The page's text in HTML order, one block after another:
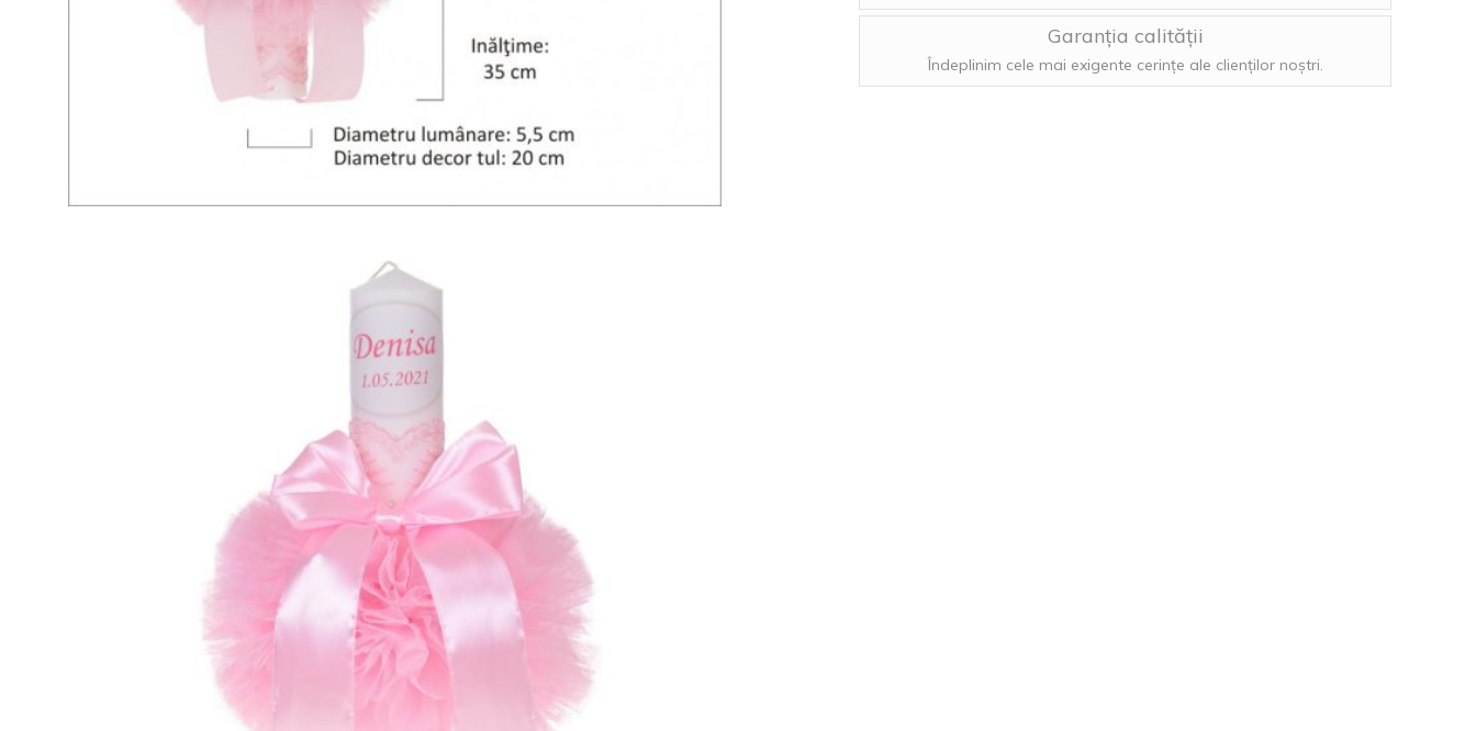
Garanția calității
Îndeplinim cele mai exigente cerințe ale clienților noștri.